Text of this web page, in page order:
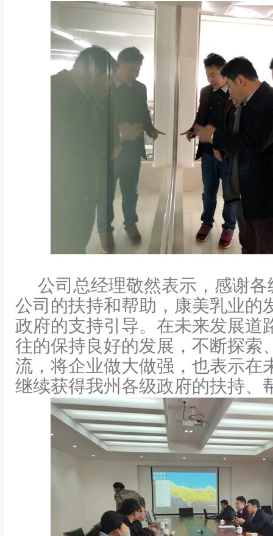
公司总经理敬然表示，感谢
公司的扶持和帮助，康美乳业的
政府的支持引导。在未来发展道
往的保持良好的发展，不断探索
流，将企业做大做强，也表示在
继续获得我州各级政府的扶持、